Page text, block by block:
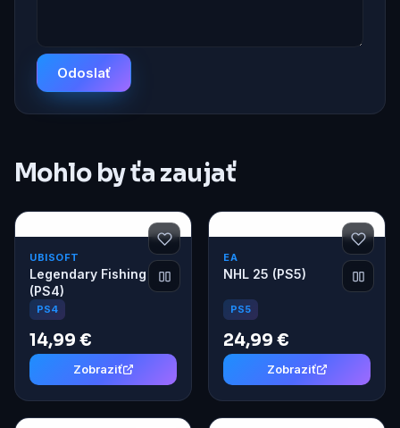
Odoslať
Mohlo by ťa zaujať
UBISOFT
Legendary Fishing
(PS4)
PS4
14,99 €
Zobraziť
EA
NHL 25 (PS5)
PS5
24,99 €
Zobraziť